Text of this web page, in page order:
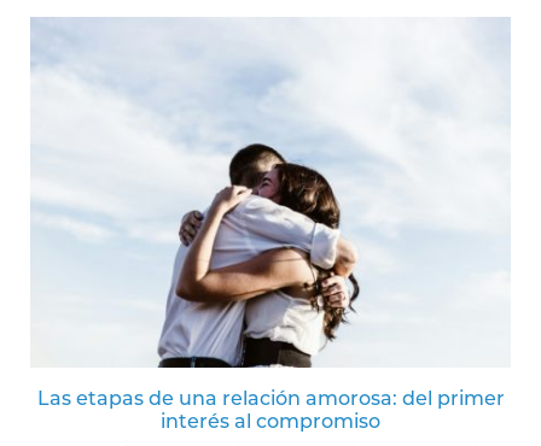
Las etapas de una relación amorosa: del primer
interés al compromiso